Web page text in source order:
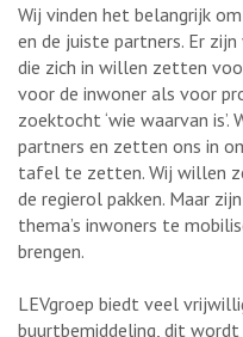
Wij vinden het belangrijk
en de juiste partners. Er
die zich in willen zetten
voor de inwoner als voor
zoektocht ‘wie waarvan
partners en zetten ons in
tafel te zetten. Wij willen
de regierol pakken. Maar
thema’s inwoners te
brengen.
LEVgroep biedt veel
buurtbemiddeling, dit